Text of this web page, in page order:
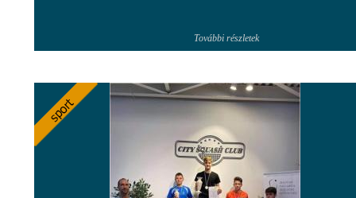
További részletek